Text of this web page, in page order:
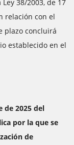
38/2003, de 17
relación con el
plazo concluirá
establecido en el
de 2025 del
por la que se
de